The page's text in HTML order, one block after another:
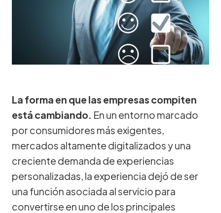
La forma en que las empresas compiten
está cambiando. En un entorno marcado
por consumidores más exigentes,
mercados altamente digitalizados y una
creciente demanda de experiencias
personalizadas, la experiencia dejó de ser
una función asociada al servicio para
convertirse en uno de los principales